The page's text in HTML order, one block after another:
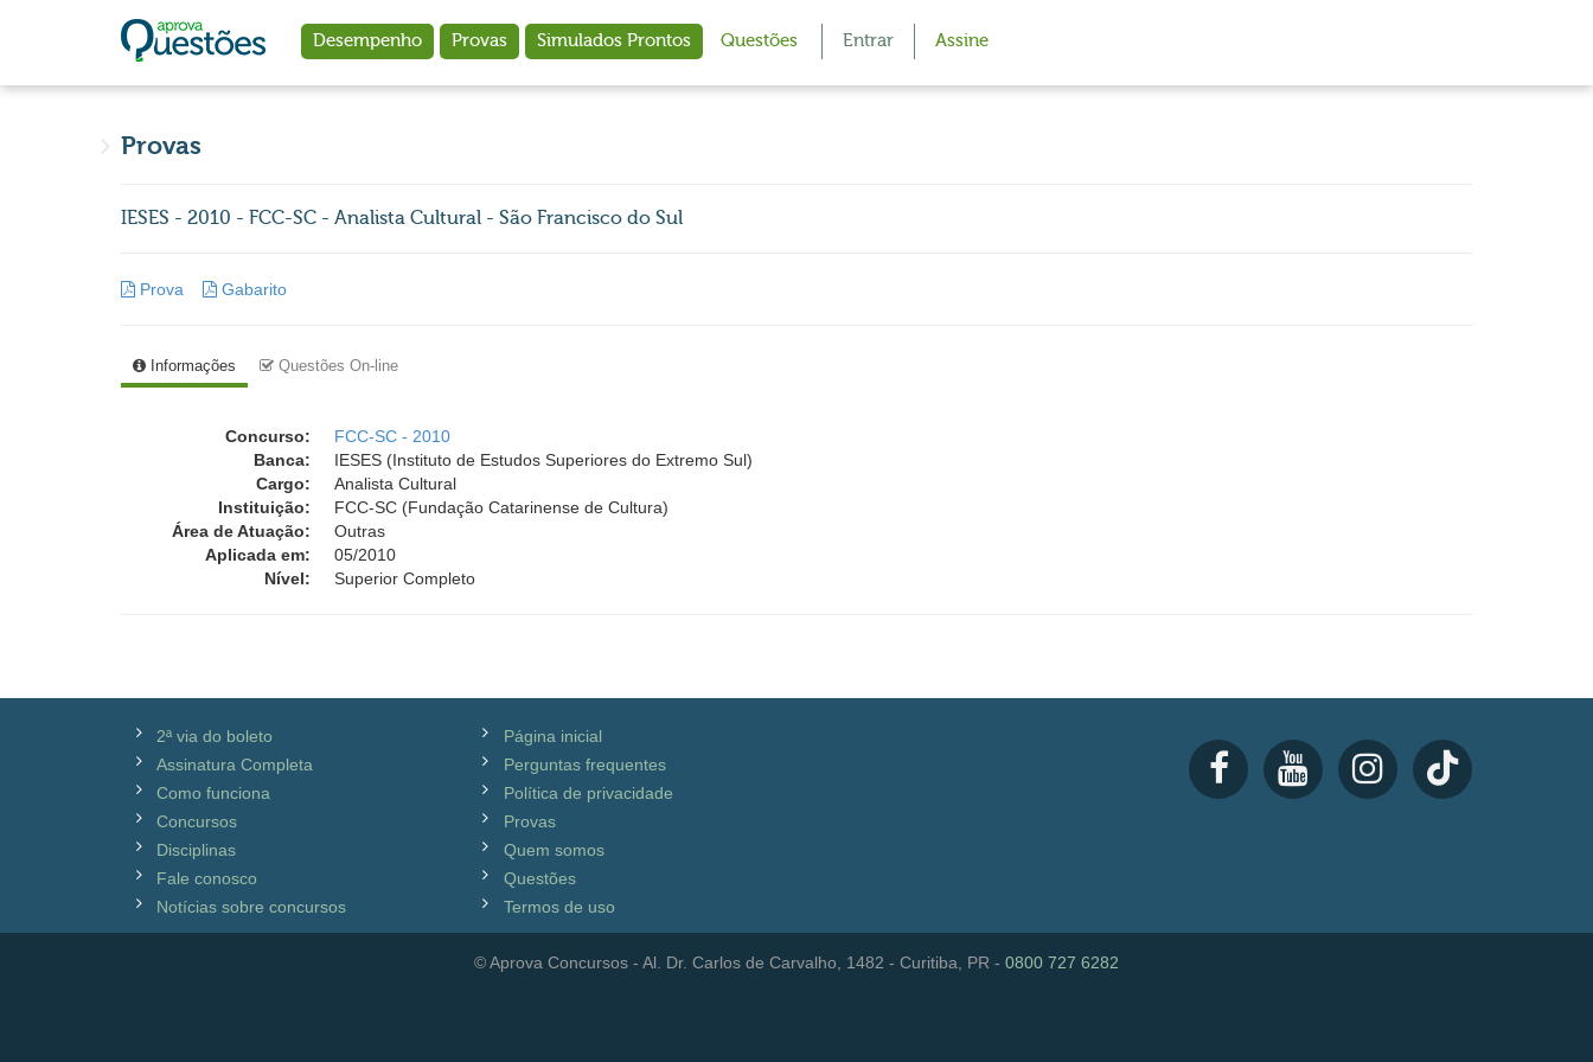
Desempenho Provas Simulados Prontos Questões Entrar Assine
Provas
IESES - 2010 - FCC-SC - Analista Cultural - São Francisco do Sul
Prova Gabarito
Informações Questões On-line
Concurso:
FCC-SC - 2010
Banca:
IESES (Instituto de Estudos Superiores do Extremo Sul)
Cargo:
Analista Cultural
Instituição:
FCC-SC (Fundação Catarinense de Cultura)
Área de Atuação:
Outras
Aplicada em:
05/2010
Nível:
Superior Completo
2ª via do boleto
Assinatura Completa
Como funciona
Concursos
Disciplinas
Fale conosco
Notícias sobre concursos
Página inicial
Perguntas frequentes
Política de privacidade
Provas
Quem somos
Questões
Termos de uso
© Aprova Concursos - Al. Dr. Carlos de Carvalho, 1482 - Curitiba, PR - 0800 727 6282